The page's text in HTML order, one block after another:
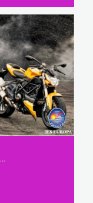
Secundaria, Sacha Deveaud Prieur Sánchez y Raúl Martínez Serrador